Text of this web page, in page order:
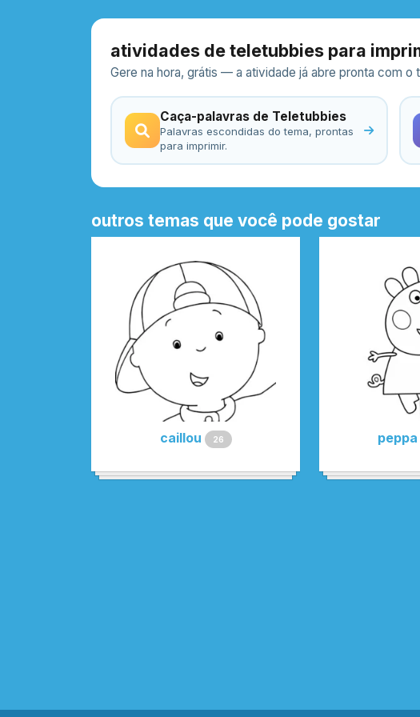
atividades de teletubbies para
Gere na hora, grátis — a atividade já abre pronta com o
Caça-palavras de Teletubbies
Palavras escondidas do tema, prontas
para imprimir.
outros temas que você pode gostar
caillou 26